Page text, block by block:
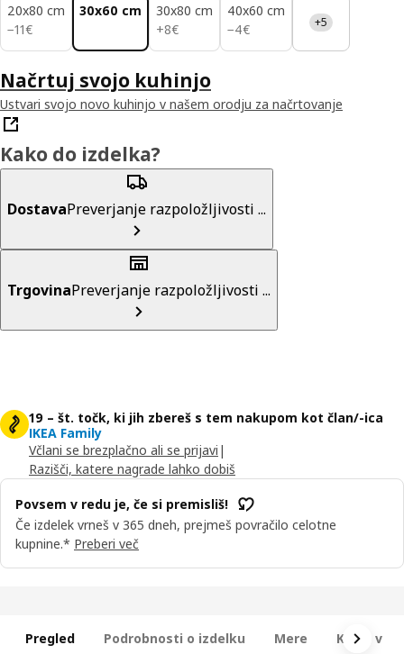
20x80 cm
−11€
11€
30x60 cm
30x80 cm
+8€
8€
40x60 cm
−4€
4€ +5
Načrtuj svojo kuhinjo
Ustvari svojo novo kuhinjo v našem orodju za načrtovanje
Kako do izdelka?
DostavaPreverjanje razpoložljivosti ...
TrgovinaPreverjanje razpoložljivosti ...
19 – št. točk, ki jih zbereš s tem nakupom kot član/-ica
IKEA Family
Včlani se brezplačno ali se prijavi |
Razišči, katere nagrade lahko dobiš
Povsem v redu je, če si premisliš!
Če izdelek vrneš v 365 dneh, prejmeš povračilo celotne
kupnine.* Preberi več
Pregled Podrobnosti o izdelku Mere Kaj je